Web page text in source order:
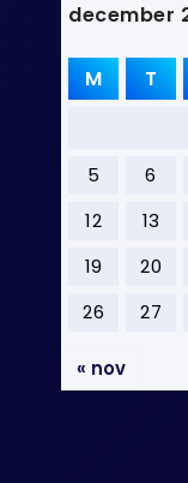
december
M T
5
6
12
13
19
20
26
27
« nov